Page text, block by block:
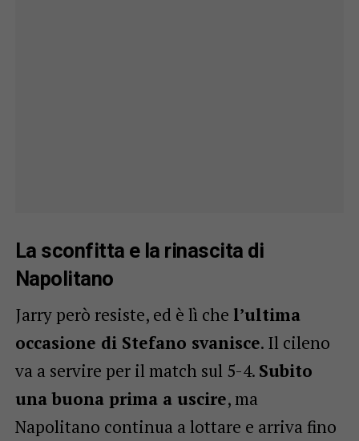
La sconfitta e la rinascita di
Napolitano
Jarry però resiste, ed è lì che l’ultima
occasione di Stefano svanisce. Il cileno
va a servire per il match sul 5-4. Subito
una buona prima a uscire, ma
Napolitano continua a lottare e arriva fino